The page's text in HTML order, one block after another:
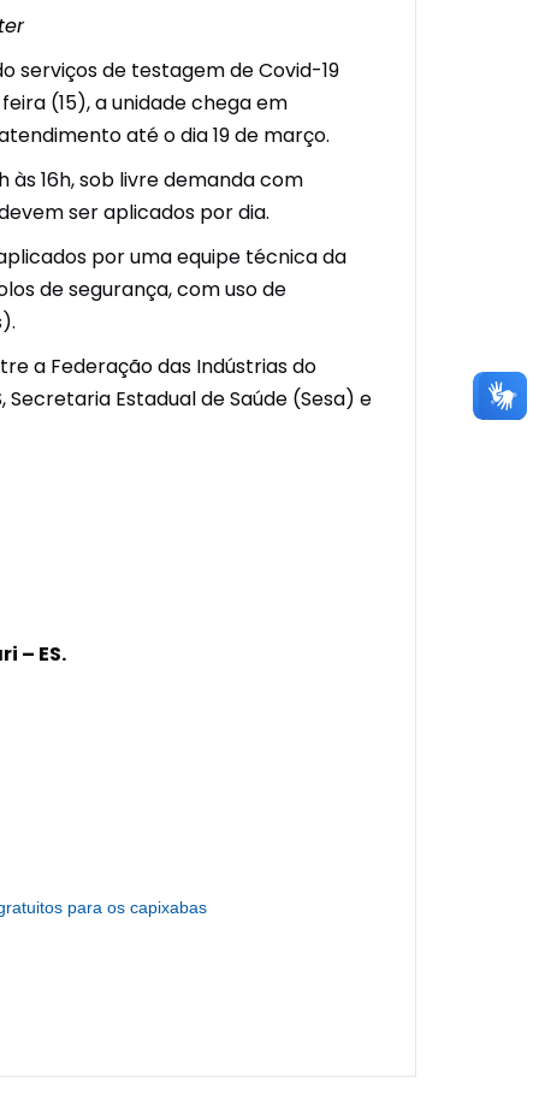
serviços de testagem de Covid-19
(15), a unidade chega em
até o dia 19 de março.
16h, sob livre demanda com
ser aplicados por dia.
por uma equipe técnica da
de segurança, com uso de
a Federação das Indústrias do
Secretaria Estadual de Saúde (Sesa) e
– ES.
para os capixabas